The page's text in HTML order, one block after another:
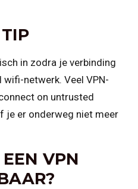
in zodra je verbinding
netwerk. Veel VPN-
on untrusted
je er onderweg niet meer
VPN